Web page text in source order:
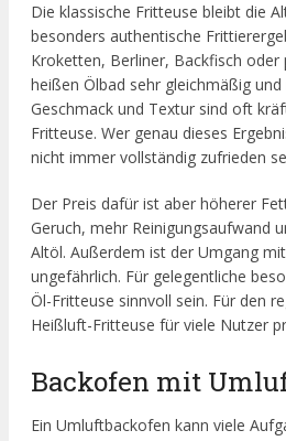
Die klassische Fritteuse bleibt die
besonders authentische
Kroketten, Berliner, Backfisch oder
heißen Ölbad sehr gleichmäßig und
Geschmack und Textur sind oft
Fritteuse. Wer genau dieses
nicht immer vollständig zufrieden
Der Preis dafür ist aber höherer
Geruch, mehr Reinigungsaufwand
Altöl. Außerdem ist der Umgang
ungefährlich. Für gelegentliche
Öl-Fritteuse sinnvoll sein. Für den
Heißluft-Fritteuse für viele Nutzer
Backofen mit
Ein Umluftbackofen kann viele